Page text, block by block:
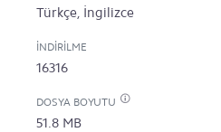
Türkçe, İngilizce
İNDIRILME
16316
DOSYA BOYUTU
51.8 MB